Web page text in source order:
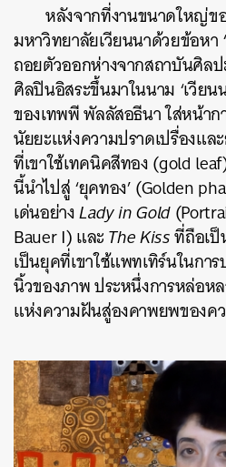
หลังจากที่งานขนาดใหญ่ข
มหาวิทยาลัยเวียนนาด้วยข้อหา
ถอยตัวออกห่างจากสถาบันศิล
ศิลปินอิสระขึ้นมาในนาม ‘เวีย
ของเทพพี พัลลัสอธีนา ใส่หน้า
นัยยะแห่งความปราดเปรื่องแล
ที่เขาใช้เทคนิคสีทอง (gold
นี้นำไปสู่ ‘ยุคทอง’ (Golden
เด่นอย่างLady in Gold(
Bauer I)และThe Kissที่ถือเป็
เป็นยุคที่เขาใช้แพทเทิร์นในกา
นิ้วของภาพ ประหนึ่งการหล่อ
แห่งความฝันสู่องคาพยพของค